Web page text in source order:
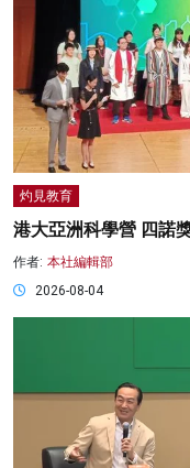
灼見教育
港大亞洲科學營 四諾
作者: 本社編輯部
2026-08-04